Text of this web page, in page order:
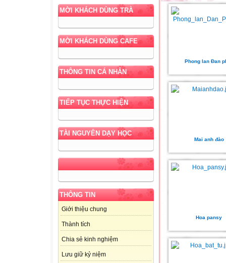
MỜI KHÁCH DÙNG TRÀ
MỜI KHÁCH DÙNG CAFE
THÔNG TIN CÁ NHÂN
TIẾP TỤC THỰC HIỆN
TÀI NGUYÊN DẠY HỌC
THÔNG TIN
Giới thiệu chung
Thành tích
Chia sẻ kinh nghiệm
Lưu giữ kỷ niệm
Phong lan Đan
Mai anh đào
Hoa pansy